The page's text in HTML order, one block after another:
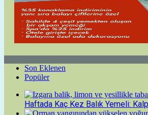
Son Eklenen
Popüler
Haftada Kaç Kez Balık Yemeli: